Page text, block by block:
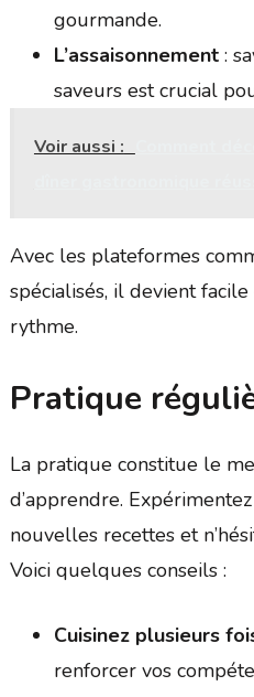
gourmande.
L’assaisonnement:
saveurs est crucial
Voir aussi : Comment
Avec les plateformes
spécialisés, il devient
rythme.
Pratique
La pratique constitue le
d’apprendre.
nouvelles recettes et
Voici quelques conseils :
Cuisinez plusieurs
renforcer vos